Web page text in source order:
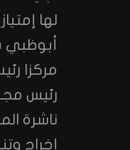
لها
أبوظبي
مركزا
رئيس
ناشرة
إخراج